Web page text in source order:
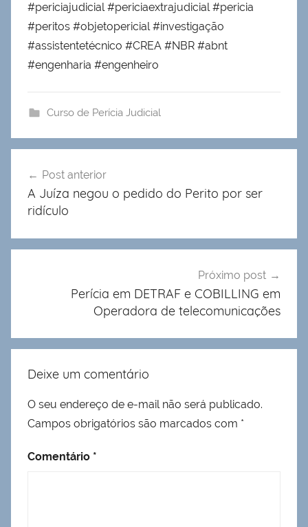
#periciajudicial #periciaextrajudicial #pericia
#peritos #objetopericial #investigação
#assistentetécnico #CREA #NBR #abnt
#engenharia #engenheiro
Curso de Perícia Judicial
de
Post
Post anterior
A Juíza negou o pedido do Perito por ser
ridículo
Próximo post
Perícia em DETRAF e COBILLING em
Operadora de telecomunicações
Deixe um comentário
O seu endereço de e-mail não será publicado.
Campos obrigatórios são marcados com *
Comentário *